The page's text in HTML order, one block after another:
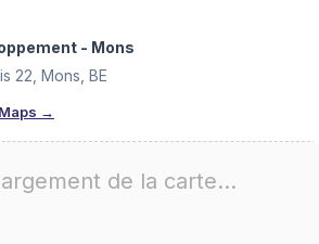
- Mons
22, Mons, BE
→
de la carte…